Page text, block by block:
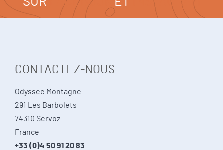
CONTACTEZ-NOUS
Odyssee Montagne
291 Les Barbolets
74310 Servoz
France
+33 (0)4 50 91 20 83